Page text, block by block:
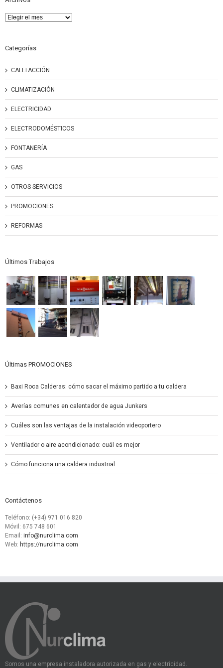
Archivos
Categorías
CALEFACCIÓN
CLIMATIZACIÓN
ELECTRICIDAD
ELECTRODOMÉSTICOS
FONTANERÍA
GAS
OTROS SERVICIOS
PROMOCIONES
REFORMAS
Últimos Trabajos
Últimas PROMOCIONES
Baxi Roca Calderas: cómo sacar el máximo partido a tu caldera
Averías comunes en calentador de agua Junkers
Cuáles son las ventajas de la instalación videoportero
Ventilador o aire acondicionado: cuál es mejor
Cómo funciona una caldera industrial
Contáctenos
Teléfono: (+34) 971 016 820
Móvil: 675 748 601
Email: info@nurclima.com
Web: https://nurclima.com
Somos una empresa instaladora autorizada en gas y electricidad.